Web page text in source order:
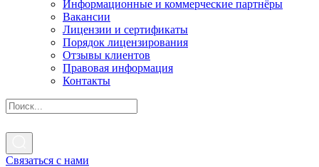
Информационные и коммерческие партнёры
Вакансии
Лицензии и сертификаты
Порядок лицензирования
Отзывы клиентов
Правовая информация
Контакты
Связаться с нами